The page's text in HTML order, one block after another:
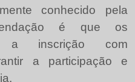
conhecido pela
é que os
a inscrição com
a participação e